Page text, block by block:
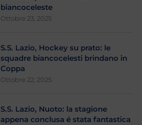
biancoceleste
Ottobre 23, 2025
S.S. Lazio, Hockey su prato: le
squadre biancocelesti brindano in
Coppa
Ottobre 22, 2025
S.S. Lazio, Nuoto: la stagione
appena conclusa é stata fantastica